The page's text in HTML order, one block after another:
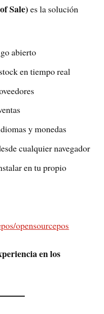
Sale) es la solución
abierto
en tiempo real
y monedas
cualquier navegador
en tu propio
opensourcepos
en los